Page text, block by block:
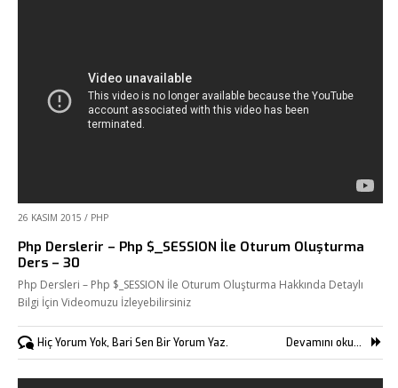
26 KASIM 2015 / PHP
Php Derslerir – Php $_SESSION İle Oturum Oluşturma
Ders – 30
Php Dersleri – Php $_SESSION İle Oturum Oluşturma Hakkında Detaylı
Bilgi İçin Videomuzu İzleyebilirsiniz
Hiç Yorum Yok, Bari Sen Bir Yorum Yaz. Devamını oku...